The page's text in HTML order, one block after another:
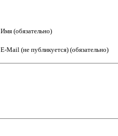
Имя (обязательно)
E-Mail (не публикуется) (обязательно)